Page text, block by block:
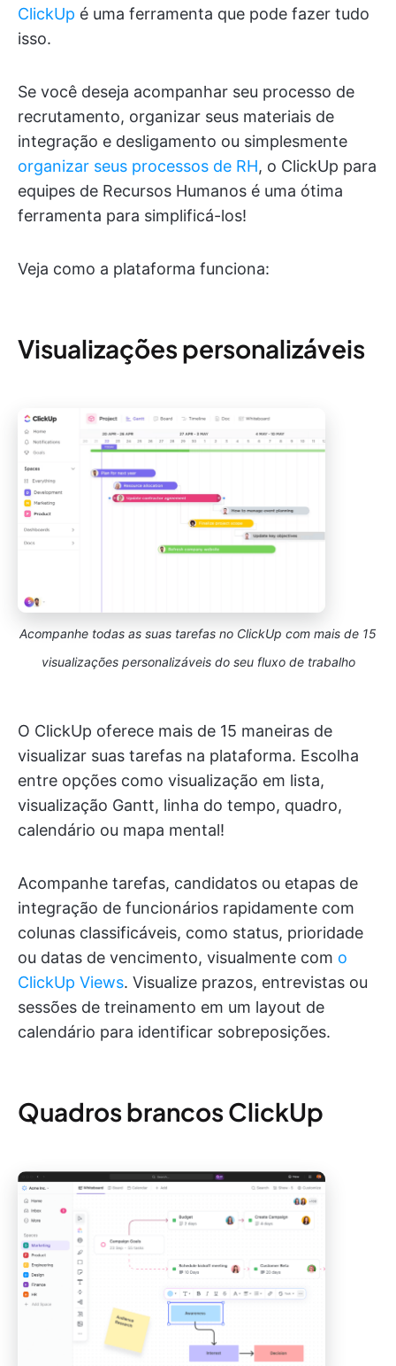
ClickUp é uma ferramenta que pode fazer tudo
isso.
Se você deseja acompanhar seu processo de
recrutamento, organizar seus materiais de
integração e desligamento ou simplesmente
organizar seus processos de RH, o ClickUp para
equipes de Recursos Humanos é uma ótima
ferramenta para simplificá-los!
Veja como a plataforma funciona:
Visualizações personalizáveis
Acompanhe todas as suas tarefas no ClickUp com mais de 15
visualizações personalizáveis do seu fluxo de trabalho
O ClickUp oferece mais de 15 maneiras de
visualizar suas tarefas na plataforma. Escolha
entre opções como visualização em lista,
visualização Gantt, linha do tempo, quadro,
calendário ou mapa mental!
Acompanhe tarefas, candidatos ou etapas de
integração de funcionários rapidamente com
colunas classificáveis, como status, prioridade
ou datas de vencimento, visualmente com o
ClickUp Views. Visualize prazos, entrevistas ou
sessões de treinamento em um layout de
calendário para identificar sobreposições.
Quadros brancos ClickUp